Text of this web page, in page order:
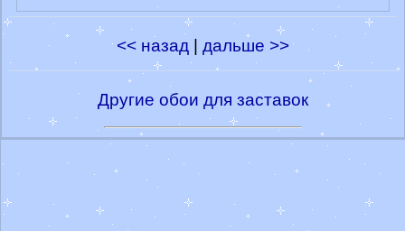
<< назад дальше >>
Другие обои для заставок